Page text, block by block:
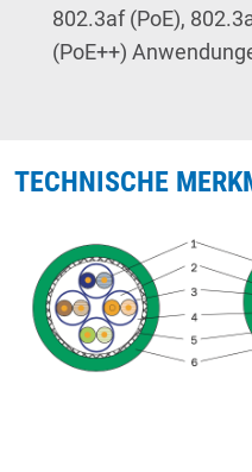
802.3af (PoE),
(PoE++)
TECHNISCHE